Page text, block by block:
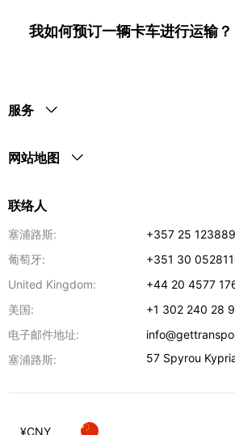
我如何预订一辆卡车进行运输？
服务
网站地图
联络人
塞浦路斯:
+357 25 123889
葡萄牙:
+351 30
United Kingdom:
+44 20 4577
美国:
+1 302 240 28
电子邮件地址:
塞浦路斯:
57 Spyrou
¥CNY